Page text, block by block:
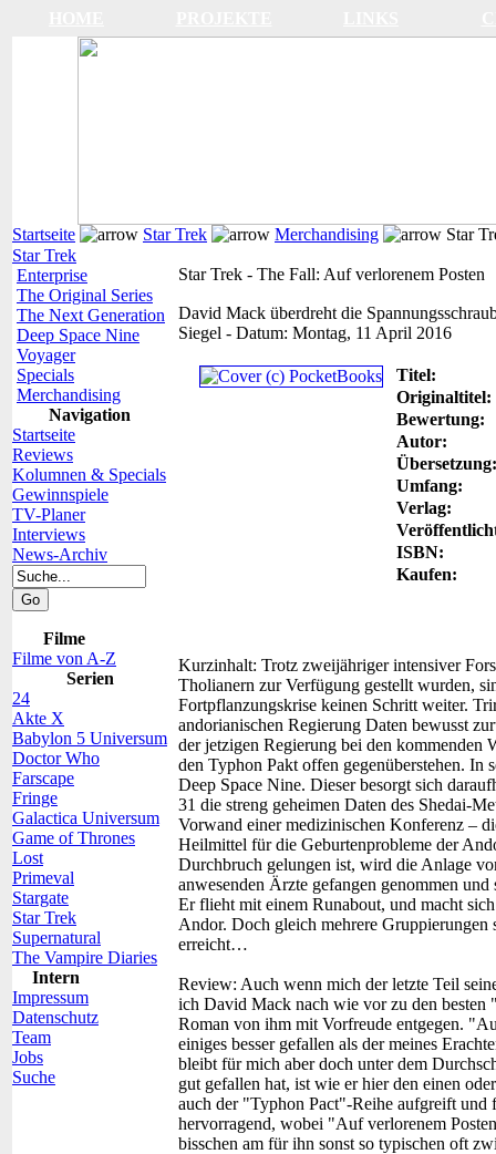
Startseite Star Trek Merchandising
Star
Star Trek
Enterprise
The Original Series
The Next Generation
Deep Space Nine
Voyager
Specials
Merchandising
Navigation
Startseite
Reviews
Kolumnen & Specials
Gewinnspiele
TV-Planer
Interviews
News-Archiv
Filme
Filme von A-Z
Serien
24
Akte X
Babylon 5 Universum
Doctor Who
Farscape
Fringe
Galactica Universum
Game of Thrones
Lost
Primeval
Stargate
Star Trek
Supernatural
The Vampire Diaries
Intern
Impressum
Datenschutz
Team
Jobs
Suche
Star Trek - The Fall: Auf verlorenem Posten
David Mack überdreht die
Siegel - Datum: Montag, 11 April 2016
Titel:
Originaltitel:
Bewertung:
Autor:
Übersetzung:
Umfang:
Verlag:
ISBN:
Kaufen:
Kurzinhalt: Trotz zweijähriger intensiver
Tholianern zur Verfügung gestellt wurden,
Fortpflanzungskrise keinen Schritt weiter.
andorianischen Regierung Daten bewusst
der jetzigen Regierung bei den kommenden
den Typhon Pakt offen gegenüberstehen.
Deep Space Nine. Dieser besorgt sich
31 die streng geheimen Daten des Shedai-
Vorwand einer medizinischen Konferenz –
Heilmittel für die Geburtenprobleme der
Durchbruch gelungen ist, wird die Anlage
anwesenden Ärzte gefangen genommen
Er flieht mit einem Runabout, und macht
Andor. Doch gleich mehrere Gruppierungen
erreicht…
Review: Auch wenn mich der letzte Teil
ich David Mack nach wie vor zu den
Roman von ihm mit Vorfreude entgegen.
einiges besser gefallen als der meines
bleibt für mich aber doch unter dem
gut gefallen hat, ist wie er hier den einen
auch der "Typhon Pact"-Reihe aufgreift
hervorragend, wobei "Auf verlorenem
bisschen am für ihn sonst so typischen oft